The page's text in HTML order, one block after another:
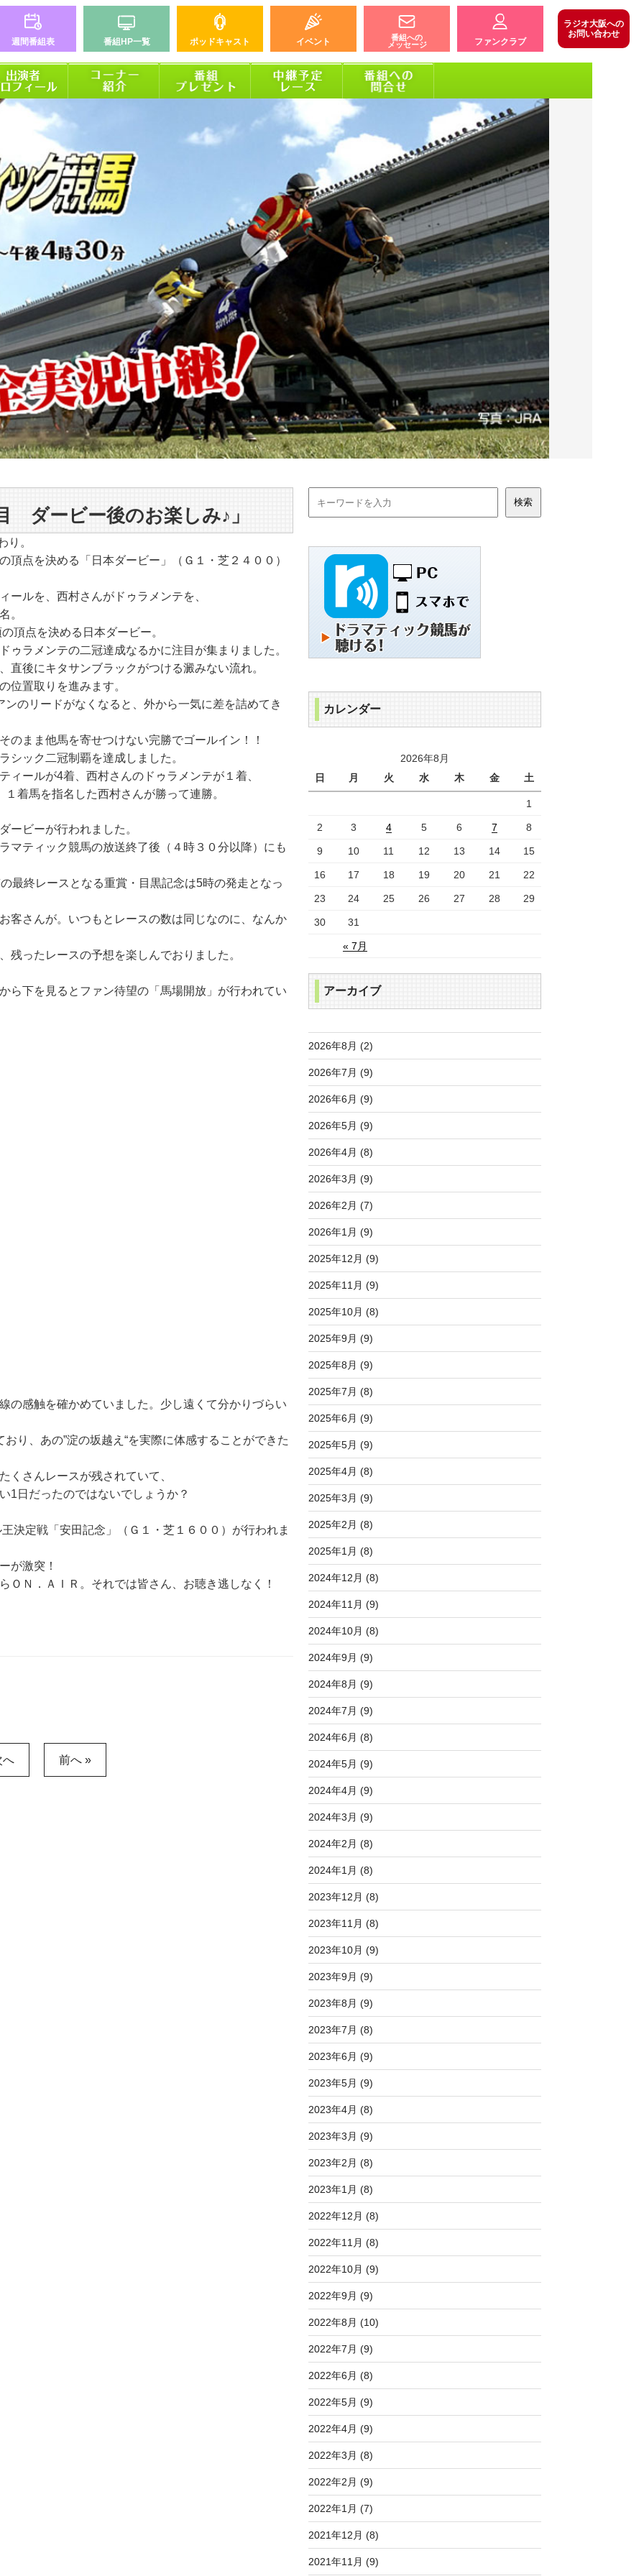
週間番組表 番組HP一覧 ポッドキャスト イベント
番組への
メッセージ
ファンクラブ
ラジオ大阪への
お問い合わせ
ダービー後のお楽しみ♪」
り。
頂点を決める「日本ダービー」（Ｇ１・芝２４００）
ールを、西村さんがドゥラメンテを、
。
頂点を決める日本ダービー。
ゥラメンテの二冠達成なるかに注目が集まりました。
直後にキタサンブラックがつける澱みない流れ。
位置取りを進みます。
のリードがなくなると、外から一気に差を詰めてき
のまま他馬を寄せつけない完勝でゴールイン！！
シック二冠制覇を達成しました。
ィールが4着、西村さんのドゥラメンテが１着、
着馬を指名した西村さんが勝って連勝。
ービーが行われました。
マティック競馬の放送終了後（４時３０分以降）にも
最終レースとなる重賞・目黒記念は5時の発走となっ
客さんが。いつもとレースの数は同じなのに、なんか
残ったレースの予想を楽しんでおりました。
ら下を見るとファン待望の「馬場開放」が行われてい
の感触を確かめていました。少し遠くて分かりづらい
り、あの”淀の坂越え“を実際に体感することができた
くさんレースが残されていて、
1日だったのではないでしょうか？
決定戦「安田記念」（Ｇ１・芝１６００）が行われま
が激突！
ＯＮ．ＡＩＲ。それでは皆さん、お聴き逃しなく！
へ 前へ »
カレンダー
2026年8月
日
月 火 水 木 金 土
« 7月
1
2 3 4 5 6 7 8
9 10 11 12 13 14 15
16 17 18 19 20 21 22
23 24 25 26 27 28 29
30 31
アーカイブ
2026年8月 (2)
2026年7月 (9)
2026年6月 (9)
2026年5月 (9)
2026年4月 (8)
2026年3月 (9)
2026年2月 (7)
2026年1月 (9)
2025年12月 (9)
2025年11月 (9)
2025年10月 (8)
2025年9月 (9)
2025年8月 (9)
2025年7月 (8)
2025年6月 (9)
2025年5月 (9)
2025年4月 (8)
2025年3月 (9)
2025年2月 (8)
2025年1月 (8)
2024年12月 (8)
2024年11月 (9)
2024年10月 (8)
2024年9月 (9)
2024年8月 (9)
2024年7月 (9)
2024年6月 (8)
2024年5月 (9)
2024年4月 (9)
2024年3月 (9)
2024年2月 (8)
2024年1月 (8)
2023年12月 (8)
2023年11月 (8)
2023年10月 (9)
2023年9月 (9)
2023年8月 (9)
2023年7月 (8)
2023年6月 (9)
2023年5月 (9)
2023年4月 (8)
2023年3月 (9)
2023年2月 (8)
2023年1月 (8)
2022年12月 (8)
2022年11月 (8)
2022年10月 (9)
2022年9月 (9)
2022年8月 (10)
2022年7月 (9)
2022年6月 (8)
2022年5月 (9)
2022年4月 (9)
2022年3月 (8)
2022年2月 (9)
2022年1月 (7)
2021年12月 (8)
2021年11月 (9)